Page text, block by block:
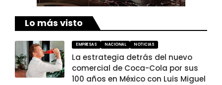
Lo más visto
EMPRESAS NACIONAL NOTICIAS
La estrategia detrás del nuevo
comercial de Coca-Cola por sus
100 años en México con Luis Miguel